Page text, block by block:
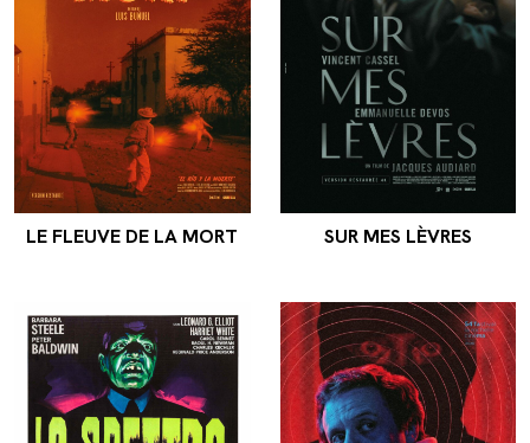
LE FLEUVE DE LA MORT SUR MES LÈVRES